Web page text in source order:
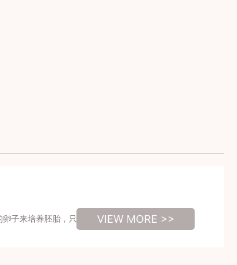
子来培养胚胎，只要提供申请，检查条件合格就可
VIEW MORE >>